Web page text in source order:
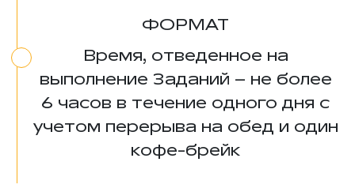
ФОРМАТ
Время, отведенное на
выполнение Заданий – не более
6 часов в течение одного дня с
учетом перерыва на обед и один
кофе-брейк